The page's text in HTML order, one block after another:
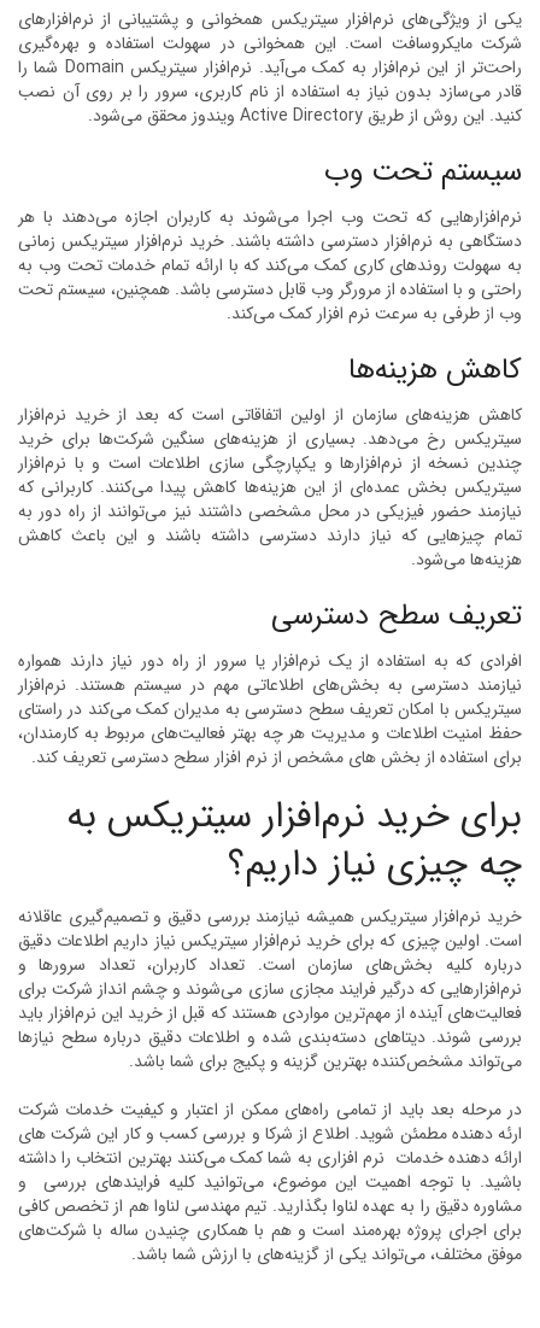
یکی از ویژگی‌های نرم‌افزار سیتریکس همخوانی و پشتیبانی از نرم‌افزارهای
شرکت مایکروسافت است. این همخوانی در سهولت استفاده و بهره‌گیری
راحت‌تر از این نرم‌افزار به کمک می‌آید. نرم‌افزار سیتریکس Domain شما را
قادر می‌سازد بدون نیاز به استفاده از نام کاربری، سرور را بر روی آن نصب
کنید. این روش از طریق Active Directory ویندوز محقق می‌شود.
سیستم تحت وب
نرم‌افزار‌هایی که تحت وب اجرا می‌شوند به کاربران اجازه می‌دهند با هر
دستگاهی به نرم‌افزار دسترسی داشته باشند. خرید نرم‌افزار سیتریکس زمانی
به سهولت روندهای کاری کمک می‌کند که با ارائه تمام خدمات تحت وب به
راحتی و با استفاده از مرورگر وب قابل دسترسی باشد. همچنین، سیستم تحت
وب از طرفی به سرعت نرم افزار کمک می‌کند.
کاهش هزینه‌ها
کاهش هزینه‌های سازمان از اولین اتفاقاتی است که بعد از خرید نرم‌افزار
سیتریکس رخ می‌دهد. بسیاری از هزینه‌های سنگین شرکت‌ها برای خرید
چندین نسخه از نرم‌افزار‌ها و یکپارچگی سازی اطلاعات است و با نرم‌افزار
سیتریکس بخش عمده‌ای از این هزینه‌ها کاهش پیدا می‌کنند. کاربرانی که
نیازمند حضور فیزیکی در محل مشخصی داشتند نیز می‌توانند از راه دور به
تمام چیزهایی که نیاز دارند دسترسی داشته باشند و این باعث کاهش
هزینه‌ها می‌شود.
تعریف سطح دسترسی
افرادی که به استفاده از یک نرم‌افزار یا سرور از راه دور نیاز دارند همواره
نیازمند دسترسی به بخش‌های اطلاعاتی مهم در سیستم هستند. نرم‌افزار
سیتریکس با امکان تعریف سطح دسترسی به مدیران کمک می‌کند در راستای
حفظ امنیت اطلاعات و مدیریت هر چه بهتر فعالیت‌های مربوط به کارمندان،
برای استفاده از بخش های مشخص از نرم افزار سطح دسترسی تعریف کند.
برای خرید نرم‌افزار سیتریکس به
چه چیزی نیاز داریم؟
خرید نرم‌‌افزار سیتریکس همیشه نیازمند بررسی دقیق و تصمیم‌گیری عاقلانه
است. اولین چیزی که برای خرید نرم‌‌افزار سیتریکس نیاز داریم اطلاعات دقیق
درباره کلیه بخش‌های سازمان است. تعداد کاربران، تعداد سرورها و
نرم‌افزارهایی که درگیر فرایند مجازی سازی می‌شوند و چشم انداز شرکت برای
فعالیت‌های آینده از مهم‌ترین مواردی هستند که قبل از خرید این نرم‌افزار باید
بررسی شوند. دیتاهای دسته‌بندی شده و اطلاعات دقیق درباره سطح نیازها
می‌تواند مشخص‌کننده بهترین گزینه و پکیج برای شما باشد.
در مرحله بعد باید از تمامی راه‌های ممکن از اعتبار و کیفیت خدمات شرکت
ارئه دهنده مطمئن شوید. اطلاع از شرکا و بررسی کسب و کار این شرکت های
ارائه دهنده خدمات نرم افزاری به شما کمک می‌کنند بهترین انتخاب را داشته
باشید. با توجه اهمیت این موضوع، می‌توانید کلیه فرایندهای بررسی و
مشاوره دقیق را به عهده لناوا بگذارید. تیم مهندسی لناوا هم از تخصص کافی
برای اجرای پروژه بهره‌مند است و هم با همکاری چنیدن ساله با شرکت‌های
موفق مختلف، می‌تواند یکی از گزینه‌های با ارزش شما باشد.